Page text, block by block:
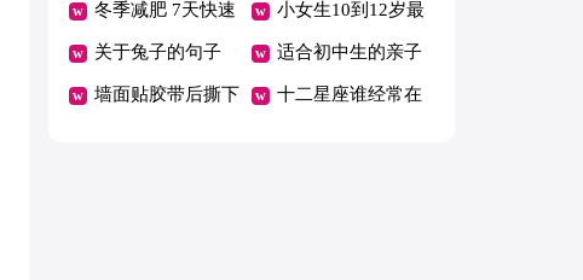
奶粉排名
冬季减肥 7天快速
瘦身小窍门
小女生10到12岁最
火衣服夏天搭配
关于兔子的句子 适合初中生的亲子
活动
墙面贴胶带后撕下 十二星座谁经常在